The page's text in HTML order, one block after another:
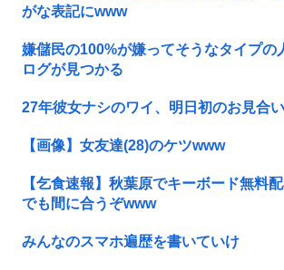
がな表記にwww
嫌儲民の100%が嫌ってそうなタイプの
ログが見つかる
27年彼女ナシのワイ、明日初のお見合
【画像】女友達(28)のケツwww
【乞食速報】秋葉原でキーボード無料
でも間に合うぞwww
みんなのスマホ遍歴を書いていけ